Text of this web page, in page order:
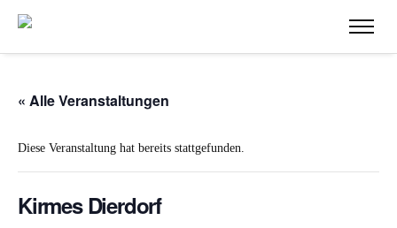
« Alle Veranstaltungen
Diese Veranstaltung hat bereits stattgefunden.
Kirmes Dierdorf